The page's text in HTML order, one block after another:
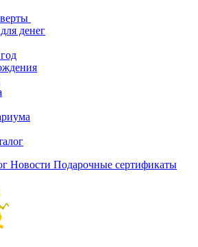
денег
Новости Подарочные сертификаты